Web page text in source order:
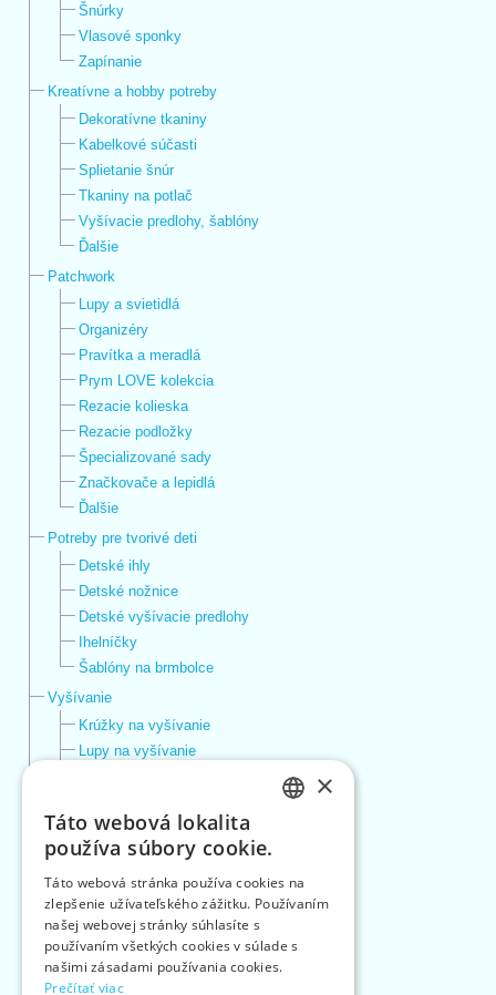
Šnúrky
Vlasové sponky
Zapínanie
Kreatívne a hobby potreby
Dekoratívne tkaniny
Kabelkové súčasti
Splietanie šnúr
Tkaniny na potlač
Vyšívacie predlohy, šablóny
Ďalšie
Patchwork
Lupy a svietidlá
Organizéry
Pravítka a meradlá
Prym LOVE kolekcia
Rezacie kolieska
Rezacie podložky
Špecializované sady
Značkovače a lepidlá
Ďalšie
Potreby pre tvorivé deti
Detské ihly
Detské nožnice
Detské vyšívacie predlohy
Ihelníčky
Šablóny na brmbolce
Vyšívanie
Krúžky na vyšívanie
Lupy na vyšívanie
Vyšívacie predlohy a sady
Vyšívacie priadze
Vyšívacie tkaniny
Ďalší tovar
Pomôcky
Pomôcky na pranie a sušenie
ENGLISH
GERMAN
×
Táto webová lokalita
používa súbory cookie.
Táto webová stránka používa cookies na
zlepšenie užívateľského zážitku. Používaním
našej webovej stránky súhlasíte s
používaním všetkých cookies v súlade s
našimi zásadami používania cookies.
Prečítať viac